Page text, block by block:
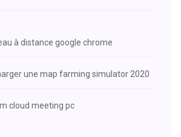
à distance google chrome
une map farming simulator 2020
cloud meeting pc